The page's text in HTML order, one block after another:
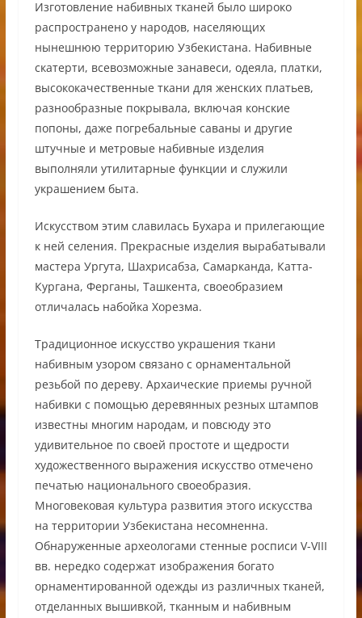
Изготовление набивных тканей было широко
распространено у народов, населяющих
нынешнюю территорию Узбекистана. Набивные
скатерти, всевозможные занавеси, одеяла, платки,
высококачественные ткани для женских платьев,
разнообразные покрывала, включая конские
попоны, даже погребальные саваны и другие
штучные и метровые набивные изделия
выполняли утилитарные функции и служили
украшением быта.
Искусством этим славилась Бухара и прилегающие
к ней селения. Прекрасные изделия вырабатывали
мастера Ургута, Шахрисабза, Самарканда, Катта-
Кургана, Ферганы, Ташкента, своеобразием
отличалась набойка Хорезма.
Традиционное искусство украшения ткани
набивным узором связано с орнаментальной
резьбой по дереву. Архаические приемы ручной
набивки с помощью деревянных резных штампов
известны многим народам, и повсюду это
удивительное по своей простоте и щедрости
художественного выражения искусство отмечено
печатью национального своеобразия.
Многовековая культура развития этого искусства
на территории Узбекистана несомненна.
Обнаруженные археологами стенные росписи V-VIII
вв. нередко содержат изображения богато
орнаментированной одежды из различных тканей,
отделанных вышивкой, тканным и набивным